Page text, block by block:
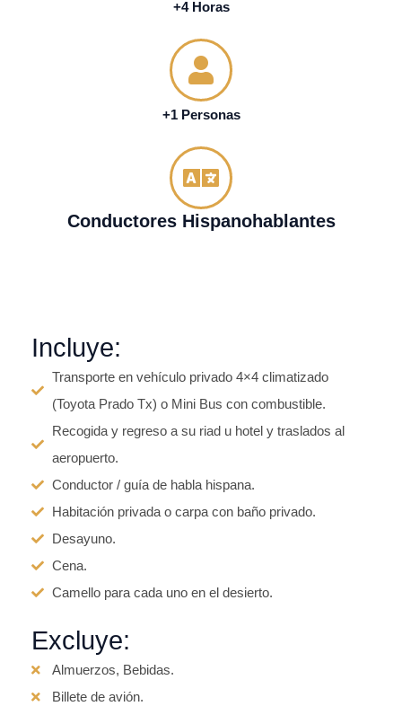
+4 Horas
+1 Personas
Conductores Hispanohablantes
Incluye:
Transporte en vehículo privado 4×4 climatizado
(Toyota Prado Tx) o Mini Bus con combustible.
Recogida y regreso a su riad u hotel y traslados al
aeropuerto.
Conductor / guía de habla hispana.
Habitación privada o carpa con baño privado.
Desayuno.
Cena.
Camello para cada uno en el desierto.
Excluye:
Almuerzos, Bebidas.
Billete de avión.